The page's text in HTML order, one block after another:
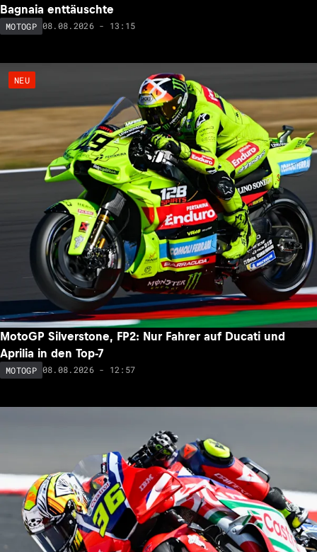
Bagnaia enttäuschte
MOTOGP 08.08.2026 - 13:15
NEU
MotoGP Silverstone, FP2: Nur Fahrer auf Ducati und
Aprilia in den Top-7
MOTOGP 08.08.2026 - 12:57